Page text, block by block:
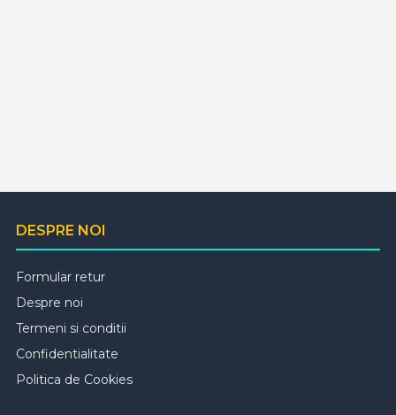
DESPRE NOI
Formular retur
Despre noi
Termeni si conditii
Confidentialitate
Politica de Cookies